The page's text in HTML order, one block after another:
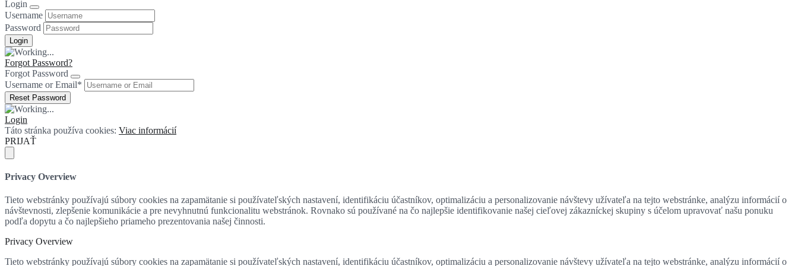
Login
Username
Password
Forgot Password?
Forgot Password
Username or Email*
Login
Táto stránka používa cookies: Viac informácií
PRIJAŤ
Privacy Overview
Tieto webstránky používajú súbory cookies na zapamätanie si používateľských nastavení, identifikáciu účastníkov, optimalizáciu a personalizovanie návštevy užívateľa na tejto webstránke, analýzu informácií o
návštevnosti, zlepšenie komunikácie a pre nevyhnutnú funkcionalitu webstránok. Rovnako sú používané na čo najlepšie identifikovanie našej cieľovej zákazníckej skupiny s účelom upravovať našu ponuku
podľa dopytu a čo najlepšieho priameho prezentovania našej činnosti.
Privacy Overview
Tieto webstránky používajú súbory cookies na zapamätanie si používateľských nastavení, identifikáciu účastníkov, optimalizáciu a personalizovanie návštevy užívateľa na tejto webstránke, analýzu informácií o